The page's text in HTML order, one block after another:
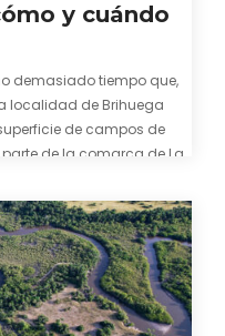
y cuándo
demasiado tiempo que,
localidad de Brihuega
de campos de
de la comarca de La